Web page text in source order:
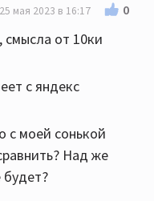
25 мая 2023 в 16:17 0
смысла от 10ки
с яндекс
с моей сонькой
Над же